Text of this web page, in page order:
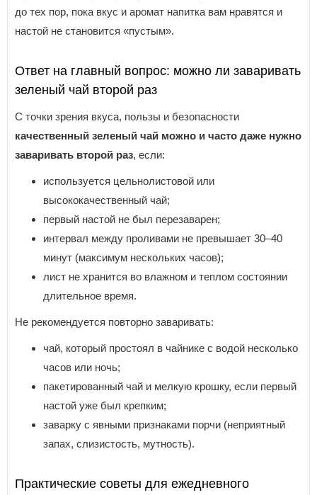
до тех пор, пока вкус и аромат напитка вам нравятся и
настой не становится «пустым».
Ответ на главный вопрос: можно ли заваривать
зеленый чай второй раз
С точки зрения вкуса, пользы и безопасности
качественный зеленый чай можно и часто даже нужно
заваривать второй раз, если:
используется цельнолистовой или
высококачественный чай;
первый настой не был перезаварен;
интервал между проливами не превышает 30–40
минут (максимум нескольких часов);
лист не хранится во влажном и теплом состоянии
длительное время.
Не рекомендуется повторно заваривать:
чай, который простоял в чайнике с водой несколько
часов или ночь;
пакетированный чай и мелкую крошку, если первый
настой уже был крепким;
заварку с явными признаками порчи (неприятный
запах, слизистость, мутность).
Практические советы для ежедневного